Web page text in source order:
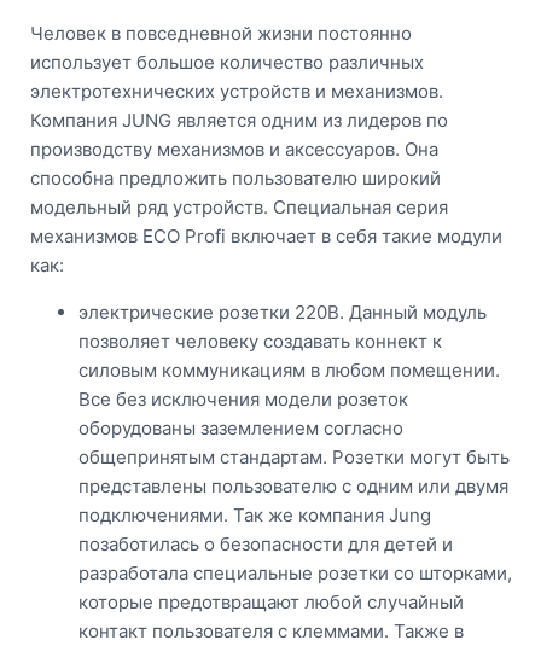
Человек в повседневной жизни постоянно
использует большое количество различных
электротехнических устройств и механизмов.
Компания JUNG является одним из лидеров по
производству механизмов и аксессуаров. Она
способна предложить пользователю широкий
модельный ряд устройств. Специальная серия
механизмов ECO Profi включает в себя такие модули
как:
электрические розетки 220В. Данный модуль
позволяет человеку создавать коннект к
силовым коммуникациям в любом помещении.
Все без исключения модели розеток
оборудованы заземлением согласно
общепринятым стандартам. Розетки могут быть
представлены пользователю с одним или двумя
подключениями. Так же компания Jung
позаботилась о безопасности для детей и
разработала специальные розетки со шторками,
которые предотвращают любой случайный
контакт пользователя с клеммами. Также в